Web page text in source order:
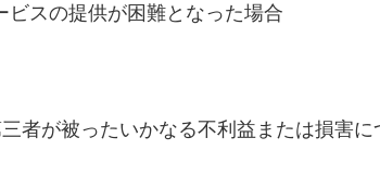
スの提供が困難となった場合
者が被ったいかなる不利益または損害